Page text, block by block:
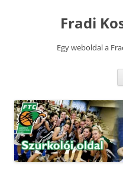
Fradi
Egy weboldal a